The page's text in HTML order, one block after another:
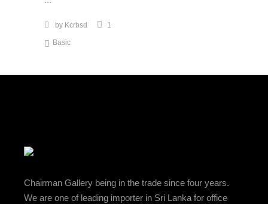
by Kcrbsd 1
Basic
Chairman Gallery being in the trade since four years.
We are one of leading importer in Sri Lanka for office